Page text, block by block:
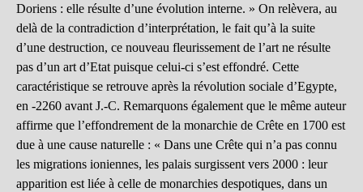
Doriens : elle résulte d’une évolution interne. » On relèvera, au
delà de la contradiction d’interprétation, le fait qu’à la suite
d’une destruction, ce nouveau fleurissement de l’art ne résulte
pas d’un art d’Etat puisque celui-ci s’est effondré. Cette
caractéristique se retrouve après la révolution sociale d’Egypte,
en -2260 avant J.-C. Remarquons également que le même auteur
affirme que l’effondrement de la monarchie de Crête en 1700 est
due à une cause naturelle : « Dans une Crête qui n’a pas connu
les migrations ioniennes, les palais surgissent vers 2000 : leur
apparition est liée à celle de monarchies despotiques, dans un